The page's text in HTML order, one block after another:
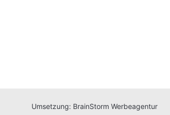
Umsetzung: BrainStorm Werbeagentur